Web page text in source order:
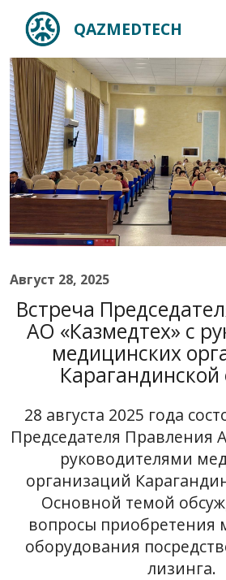
QAZMEDTECH
Август 28, 2025
Встреча
АО «Казмедтех» с
медицинских
Карагандинской
28 августа 2025 года
Председателя Правления
руководителями
организаций
Основной темой
вопросы приобретения
оборудования
лизинга.